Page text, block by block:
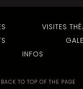
VISITES
INFOS
BACK TO TOP OF THE PAGE